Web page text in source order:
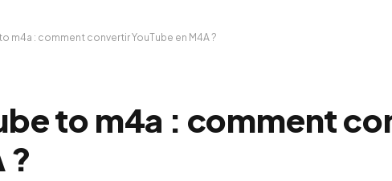
m4a : comment convertir YouTube en M4A ?
to m4a : comment
?